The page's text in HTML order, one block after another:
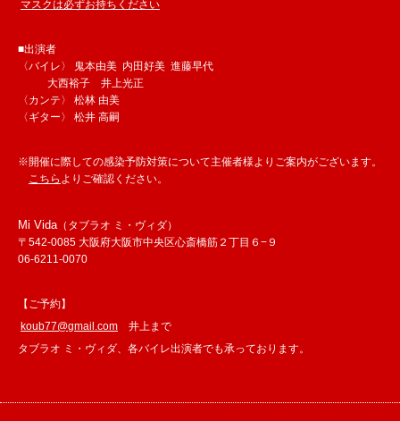
マスクは必ずお持ちください
■出演者
〈バイレ〉 鬼本由美 内田好美 進藤早代
大西裕子 井上光正
〈カンテ〉 松林 由美
〈ギター〉 松井 高嗣
※開催に際しての感染予防対策について主催者様よりご案内がございます。
こちら よりご確認ください。
Mi Vida（タブラオ ミ・ヴィダ）
〒542-0085 大阪府大阪市中央区心斎橋筋２丁目６−９
06-6211-0070
【ご予約】
koub77@gmail.com 井上まで
タブラオ ミ・ヴィダ、各バイレ出演者でも承っております。